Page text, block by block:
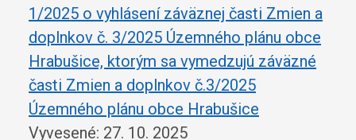
1/2025 o vyhlásení záväznej časti Zmien a
doplnkov č. 3/2025 Územného plánu obce
Hrabušice, ktorým sa vymedzujú záväzné
časti Zmien a doplnkov č.3/2025
Územného plánu obce Hrabušice
Vyvesené: 27. 10. 2025